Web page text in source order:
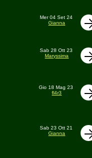
Mer 04 Set 24
Gianna
Sab 28 Ott 23
Maryssima
Gio 18 Mag 23
fl4r3
Sab 23 Ott 21
Gianna